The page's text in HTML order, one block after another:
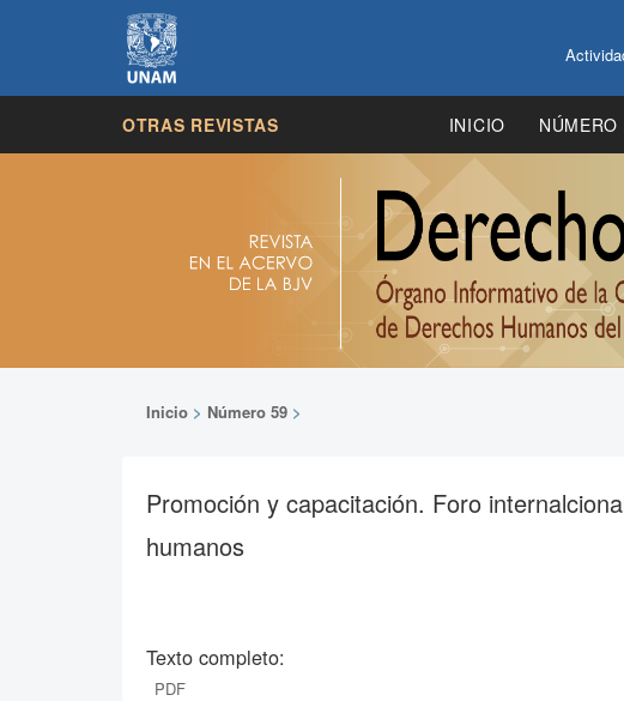
OTRAS REVISTAS INICIO NÚMERO
Inicio > Número 59 >
Promoción y capacitación. Foro
humanos
Texto completo:
PDF